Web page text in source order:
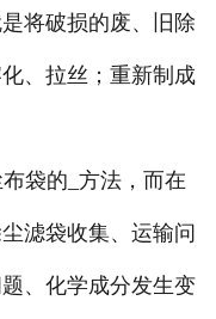
将破损的废、旧除
、拉丝；重新制成
袋的_方法，而在
滤袋收集、运输问
、化学成分发生变